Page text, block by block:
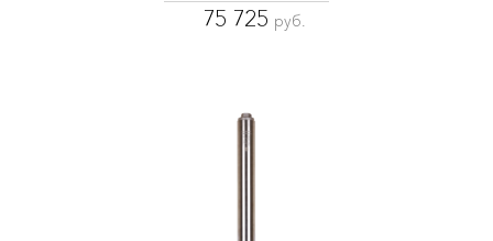
75 725 руб.